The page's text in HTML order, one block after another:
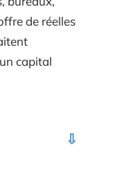
de réelles
capital